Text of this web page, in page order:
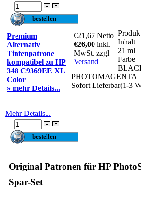
Premium
Alternativ
Tintenpatrone
kompatibel zu HP
348 C9369EE XL
Color
» mehr Details...
€21,67 Netto
€26,00 inkl.
MwSt. zzgl.
Versand
Inhalt
21 ml
Farbe
PHOTOMAGENTA
Sofort Lieferbar(1-3
Mehr Details...
Original Patronen für HP
Spar-Set